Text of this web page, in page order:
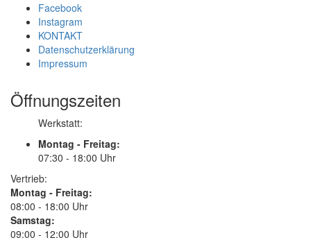
Facebook
Instagram
KONTAKT
Datenschutzerklärung
Impressum
Öffnungszeiten
Werkstatt:
Montag - Freitag:
07:30 - 18:00 Uhr
Vertrieb:
Montag - Freitag:
08:00 - 18:00 Uhr
Samstag:
09:00 - 12:00 Uhr